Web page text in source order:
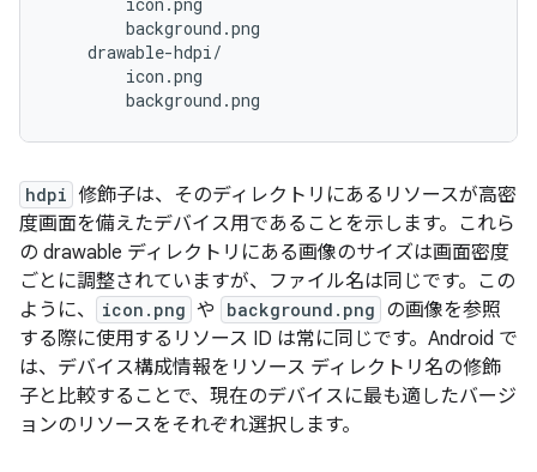
        background.png
    drawable-hdpi/
        icon.png
hdpi 修飾子は、そのディレクトリにあるリソースが高密
度画面を備えたデバイス用であることを示します。これら
の drawable ディレクトリにある画像のサイズは画面密度
ごとに調整されていますが、ファイル名は同じです。この
ように、
icon.png や background.png の画像を参照
する際に使用するリソース ID は常に同じです。Android で
は、デバイス構成情報をリソース ディレクトリ名の修飾
子と比較することで、現在のデバイスに最も適したバージ
ョンのリソースをそれぞれ選択します。